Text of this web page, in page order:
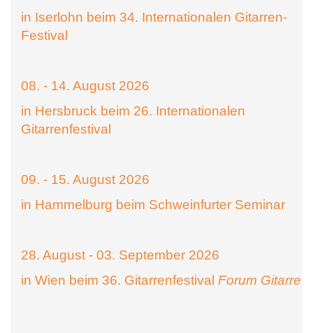
in Iserlohn beim 34. Internationalen Gitarren-
Festival
08. - 14. August 2026
in Hersbruck beim 26. Internationalen
Gitarrenfestival
09. - 15. August 2026
in Hammelburg beim Schweinfurter Seminar
28. August - 03. September 2026
in Wien beim 36. Gitarrenfestival Forum Gitarre